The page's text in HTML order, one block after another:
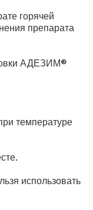
горячей
препарата
АДЕЗИМ®
температуре
использовать